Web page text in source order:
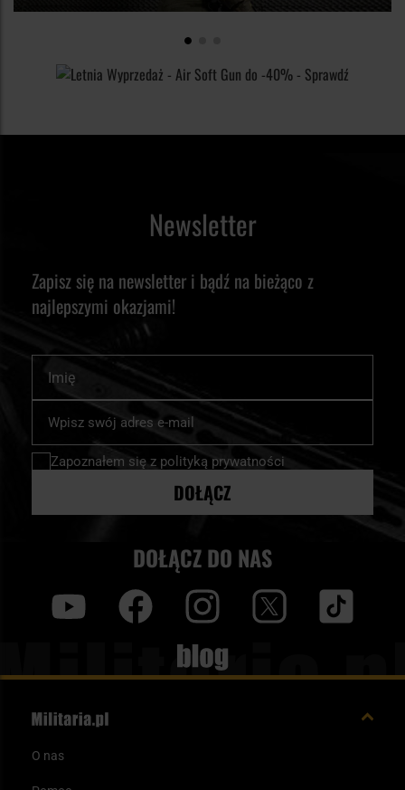
podczas zwiedzania opuszczonych miejsc, zwanego po
angielsku urban exploring. Modele oferujące taką osłonę to
słynna linia M-PACT, a dokładniej modele M-PACT 2012, M-
lżejszych modeli, bez dodatkowej ochrony, które sprawdzą się
na dodatkowej ochronie, a jedynie potrzebujesz osłonić swoją
Mechanix Original, pozbawiony rzepów i niezwykle szybki w
przeznaczenia, jak Element, Cold Weather Wind Resistant lub
Newsletter
Zapisz się na newsletter i bądź na bieżąco z
najlepszymi okazjami!
nasz
newsletter:
Zapoznałem się z polityką prywatności
DOŁĄCZ
DOŁĄCZ DO NAS
Blog
O nas